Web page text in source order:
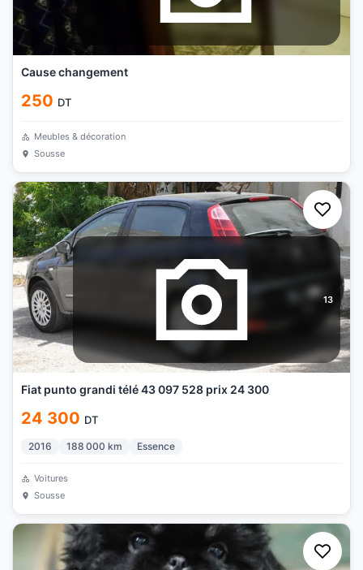
Cause changement
250 DT
Meubles & décoration
Sousse
13
Fiat punto grandi télé 43 097 528 prix 24 300
24 300 DT
2016 188 000 km Essence
Voitures
Sousse